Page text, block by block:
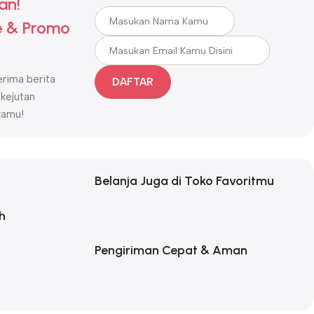
Promo
berita
DAFTAR
Belanja Juga di Toko Favoritmu
Pengiriman Cepat & Aman